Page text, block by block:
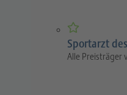
Sportarzt
Alle Preisträger